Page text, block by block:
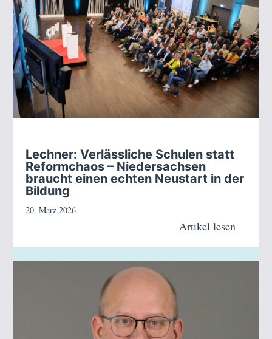
Lechner: Verlässliche Schulen statt
Reformchaos – Niedersachsen
braucht einen echten Neustart in der
Bildung
20. März 2026
Artikel lesen